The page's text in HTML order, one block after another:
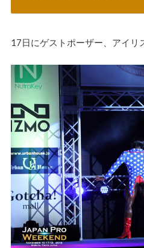
17日にゲストポーザー、アイリ